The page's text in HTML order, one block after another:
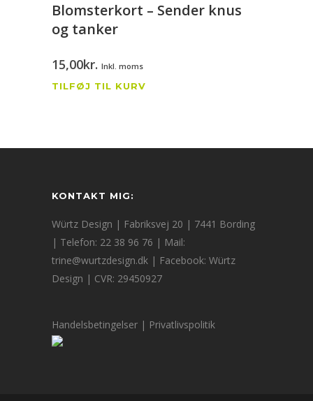
Blomsterkort – Sender knus
og tanker
15,00kr. Inkl. moms
TILFØJ TIL KURV
KONTAKT MIG:
Würtz Design | Fabriksvej 20 | 7441 Bording
| Telefon: 22 38 96 76 | Mail:
trine@wurtzdesign.dk | Facebook: Würtz
Design | CVR: 29450927
Handelsbetingelser | Privatlivspolitik